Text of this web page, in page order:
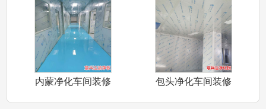
内蒙净化车间装修
包头净化车间装修